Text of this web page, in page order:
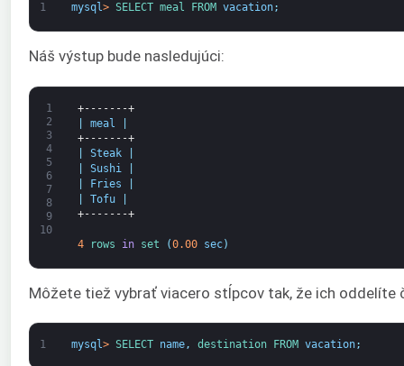
1 mysql> SELECT meal FROM vacation;
Náš výstup bude nasledujúci:
1
2
3
4
5
6
7
8
9
10
+-------+
meal
+-------+
Steak
Sushi
Fries
Tofu
+-------+
4 rows in set (0.00 sec)
Môžete tiež vybrať viacero stĺpcov tak, že ich oddelíte
1 mysql> SELECT name, destination FROM vacation;